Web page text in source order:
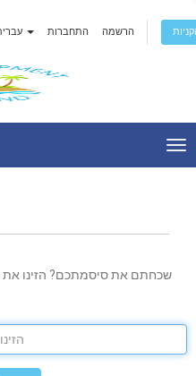
התחברות הרשמה
שכחתם את סיסמתכם? הזינו את